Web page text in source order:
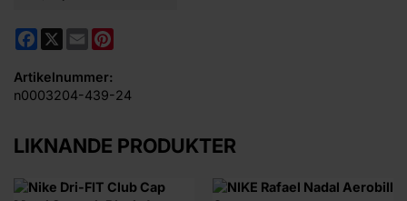
Facebook
X Email
Artikelnummer:
n0003204-439-24
LIKNANDE PRODUKTER